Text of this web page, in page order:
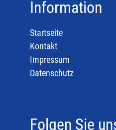
Information
Startseite
Kontakt
Impressum
Datenschutz
Folgen Sie